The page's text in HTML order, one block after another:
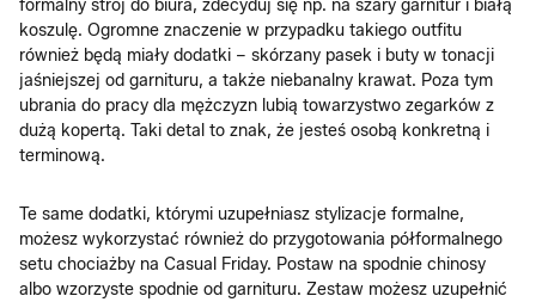
formalny strój do biura, zdecyduj się np. na szary garnitur i białą
koszulę. Ogromne znaczenie w przypadku takiego outfitu
również będą miały dodatki – skórzany pasek i buty w tonacji
jaśniejszej od garnituru, a także niebanalny krawat. Poza tym
ubrania do pracy dla mężczyzn lubią towarzystwo zegarków z
dużą kopertą. Taki detal to znak, że jesteś osobą konkretną i
terminową.
Te same dodatki, którymi uzupełniasz stylizacje formalne,
możesz wykorzystać również do przygotowania półformalnego
setu chociażby na Casual Friday. Postaw na spodnie chinosy
albo wzorzyste spodnie od garnituru. Zestaw możesz uzupełnić